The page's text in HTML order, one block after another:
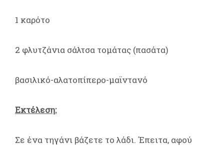
1 καρότο
2 φλυτζάνια σάλτσα τομάτας (πασάτα)
βασιλικό-αλατοπίπερο-μαϊντανό
Εκτέλεση:
Σε ένα τηγάνι βάζετε το λάδι. Έπειτα, αφού